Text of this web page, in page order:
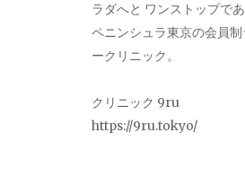
ラダへと ワンストップで
ペニンシュラ東京の会員制
ークリニック。
クリニック 9ru
https://9ru.tokyo/